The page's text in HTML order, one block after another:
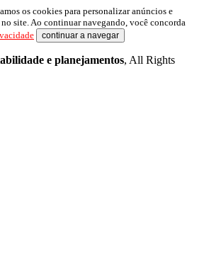
os cookies para personalizar anúncios e
site. Ao continuar navegando, você concorda
continuar a navegar
e planejamentos, All Rights